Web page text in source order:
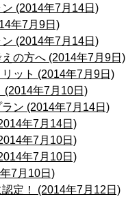
(2014年7月14日)
年7月9日)
(2014年7月14日)
の方へ (2014年7月9日)
ット (2014年7月9日)
(2014年7月10日)
ン (2014年7月14日)
年7月14日)
年7月10日)
年7月10日)
7月10日)
定！ (2014年7月12日)